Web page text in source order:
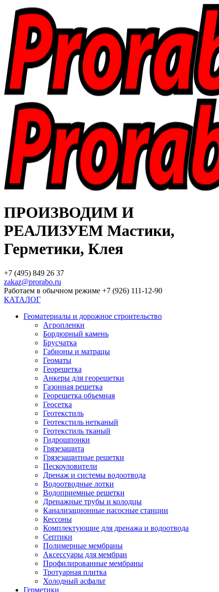
ПРОИЗВОДИМ И
РЕАЛИЗУЕМ Мастики,
Герметики, Клея
+7 (495) 849 26 37
zakaz@prorabo.ru
Работаем в обычном режиме +7 (926) 111-12-90
КАТАЛОГ
Геоматериалы и дорожное строительство
Агропленки
Бордюрный камень
Брусчатка
Габионы и матрацы
Геоматы
Георешетка
Анкеры для георешетки
Газонная решетка
Георешетка объемная
Геосетка
Геотекстиль
Геотекстиль нетканый
Геотекстиль тканый
Гидрошпонки
Грязезащита
Грязезащитные решетки
Пескоуловители
Дренаж и системы водоотвода
Водоотводные лотки
Водоприемные решетки
Дренажные трубы и колодцы
Канализационные насосные станции
Кессоны
Комплектующие для дренажа и водоотвода
Септики
Полимерные мембраны
Аксессуары для мембран
Профилированные мембраны
Тротуарная плитка
Холодный асфальт
Герметики